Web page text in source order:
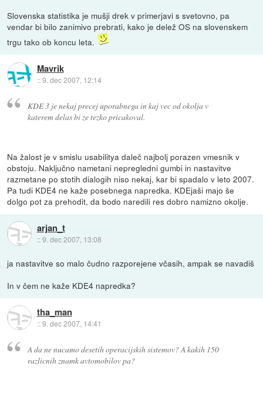
Slovenska statistika je mušji drek v primerjavi s svetovno, pa
vendar bi bilo zanimivo prebrati, kako je delež OS na slovenskem
trgu tako ob koncu leta.
Mavrik
::9. dec 2007, 12:14
KDE 3 je nekaj precej uporabnega in kaj vec od okolja v
katerem delas bi ze tezko pricakoval.
Na žalost je v smislu usabilitya daleč najbolj porazen vmesnik v
obstoju. Naključno nametani nepregledni gumbi in nastavitve
razmetane po stotih dialogih niso nekaj, kar bi spadalo v leto 2007.
Pa tudi KDE4 ne kaže posebnega napredka. KDEjaši majo še
dolgo pot za prehodit, da bodo naredili res dobro namizno okolje.
arjan_t
::9. dec 2007, 13:08
ja nastavitve so malo čudno razporejene včasih, ampak se navadiš
In v čem ne kaže KDE4 napredka?
tha_man
::9. dec 2007, 14:41
A da ne nucamo desetih operacijskih sistemov? A kakih 150
razlicnih znamk avtomobilov pa?